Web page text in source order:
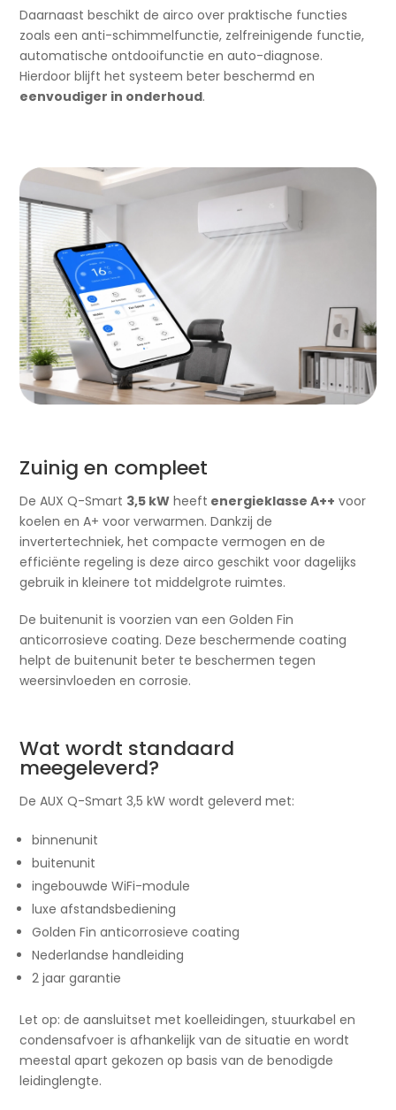
Daarnaast beschikt de airco over praktische functies
zoals een anti-schimmelfunctie, zelfreinigende functie,
automatische ontdooifunctie en auto-diagnose.
Hierdoor blijft het systeem beter beschermd en
eenvoudiger in onderhoud.
Zuinig en compleet
De AUX Q-Smart 3,5 kW heeft energieklasse A++ voor
koelen en A+ voor verwarmen. Dankzij de
invertertechniek, het compacte vermogen en de
efficiënte regeling is deze airco geschikt voor dagelijks
gebruik in kleinere tot middelgrote ruimtes.
De buitenunit is voorzien van een Golden Fin
anticorrosieve coating. Deze beschermende coating
helpt de buitenunit beter te beschermen tegen
weersinvloeden en corrosie.
Wat wordt standaard
meegeleverd?
De AUX Q-Smart 3,5 kW wordt geleverd met:
binnenunit
buitenunit
ingebouwde WiFi-module
luxe afstandsbediening
Golden Fin anticorrosieve coating
Nederlandse handleiding
2 jaar garantie
Let op: de aansluitset met koelleidingen, stuurkabel en
condensafvoer is afhankelijk van de situatie en wordt
meestal apart gekozen op basis van de benodigde
leidinglengte.